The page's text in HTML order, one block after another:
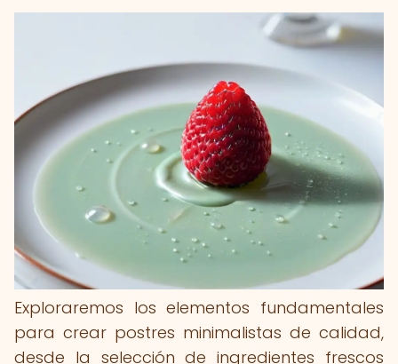
Exploraremos los elementos fundamentales
para crear postres minimalistas de calidad,
desde la selección de ingredientes frescos